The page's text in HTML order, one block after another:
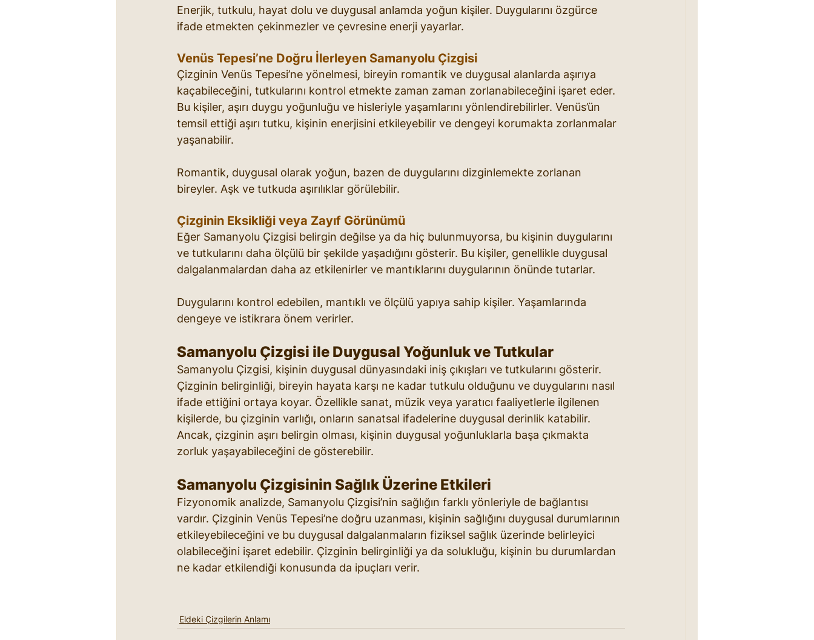
Enerjik, tutkulu, hayat dolu ve duygusal anlamda yoğun kişiler. Duygularını özgürce
ifade etmekten çekinmezler ve çevresine enerji yayarlar.
Venüs Tepesi’ne Doğru İlerleyen Samanyolu Çizgisi
Çizginin Venüs Tepesi’ne yönelmesi, bireyin romantik ve duygusal alanlarda aşırıya
kaçabileceğini, tutkularını kontrol etmekte zaman zaman zorlanabileceğini işaret eder.
Bu kişiler, aşırı duygu yoğunluğu ve hisleriyle yaşamlarını yönlendirebilirler. Venüs’ün
temsil ettiği aşırı tutku, kişinin enerjisini etkileyebilir ve dengeyi korumakta zorlanmalar
yaşanabilir.
Romantik, duygusal olarak yoğun, bazen de duygularını dizginlemekte zorlanan
bireyler. Aşk ve tutkuda aşırılıklar görülebilir.
Çizginin Eksikliği veya Zayıf Görünümü
Eğer Samanyolu Çizgisi belirgin değilse ya da hiç bulunmuyorsa, bu kişinin duygularını
ve tutkularını daha ölçülü bir şekilde yaşadığını gösterir. Bu kişiler, genellikle duygusal
dalgalanmalardan daha az etkilenirler ve mantıklarını duygularının önünde tutarlar.
Duygularını kontrol edebilen, mantıklı ve ölçülü yapıya sahip kişiler. Yaşamlarında
dengeye ve istikrara önem verirler.
Samanyolu Çizgisi ile Duygusal Yoğunluk ve Tutkular
Samanyolu Çizgisi, kişinin duygusal dünyasındaki iniş çıkışları ve tutkularını gösterir.
Çizginin belirginliği, bireyin hayata karşı ne kadar tutkulu olduğunu ve duygularını nasıl
ifade ettiğini ortaya koyar. Özellikle sanat, müzik veya yaratıcı faaliyetlerle ilgilenen
kişilerde, bu çizginin varlığı, onların sanatsal ifadelerine duygusal derinlik katabilir.
Ancak, çizginin aşırı belirgin olması, kişinin duygusal yoğunluklarla başa çıkmakta
zorluk yaşayabileceğini de gösterebilir.
Samanyolu Çizgisinin Sağlık Üzerine Etkileri
Fizyonomik analizde, Samanyolu Çizgisi’nin sağlığın farklı yönleriyle de bağlantısı
vardır. Çizginin Venüs Tepesi’ne doğru uzanması, kişinin sağlığını duygusal durumlarının
etkileyebileceğini ve bu duygusal dalgalanmaların fiziksel sağlık üzerinde belirleyici
olabileceğini işaret edebilir. Çizginin belirginliği ya da solukluğu, kişinin bu durumlardan
ne kadar etkilendiği konusunda da ipuçları verir.
Eldeki Çizgilerin Anlamı